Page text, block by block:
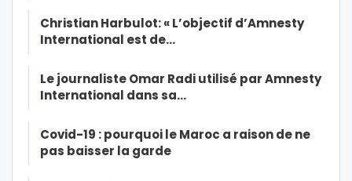
Christian Harbulot: « L’objectif d’Amnesty
International est de…
Le journaliste Omar Radi utilisé par Amnesty
International dans sa…
Covid-19 : pourquoi le Maroc a raison de ne
pas baisser la garde